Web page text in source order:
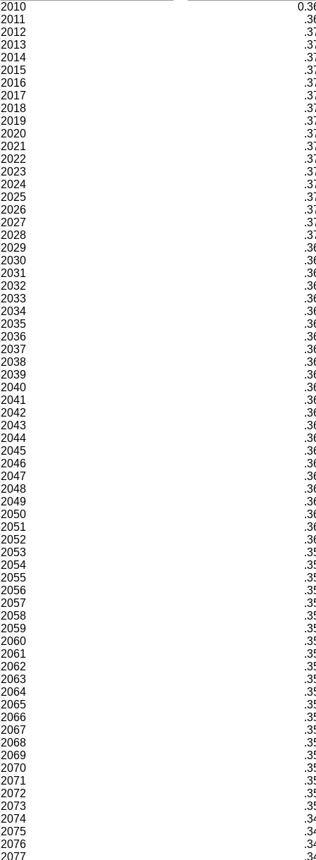
2010
2011
2012
2013
2014
2015
2016
2017
2018
2019
2020
2021
2022
2023
2024
2025
2026
2027
2028
2029
2030
2031
2032
2033
2034
2035
2036
2037
2038
2039
2040
2041
2042
2043
2044
2045
2046
2047
2048
2049
2050
2051
2052
2053
2054
2055
2056
2057
2058
2059
2060
2061
2062
2063
2064
2065
2066
2067
2068
2069
2070
2071
2072
2073
2074
2075
2076
2077